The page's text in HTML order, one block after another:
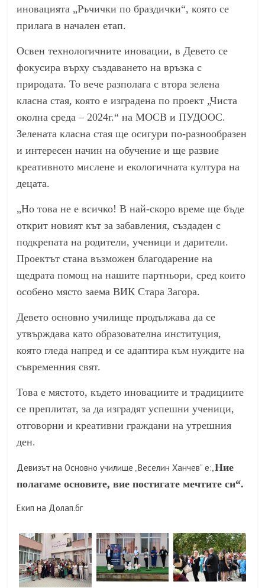
иновацията „Ръчички по браздички“, която се
прилага в начален етап.
Освен технологичните иновации, в Девето се
фокусира върху създаването на връзка с
природата. То вече разполага с втора зелена
класна стая, която е изградена по проект „Чиста
околна среда – 2024г.“ на МОСВ и ПУДООС.
Зелената класна стая ще осигури по-разнообразен
и интересен начин на обучение и ще развие
креативното мислене и екологичната култура на
децата.
„Но това не е всичко! В най-скоро време ще бъде
открит новият кът за забавления, създаден с
подкрепата на родители, ученици и дарители.
Проектът стана възможен благодарение на
щедрата помощ на нашите партньори, сред които
особено място заема ВИК Стара Загора.
Девето основно училище продължава да се
утвърждава като образователна институция,
която гледа напред и се адаптира към нуждите на
съвременния свят.
Това е мястото, където иновациите и традициите
се преплитат, за да изградят успешни ученици,
отговорни и креативни граждани на утрешния
ден.
Девизът на Основно училище „Веселин Ханчев“ е:„Ние
полагаме основите, вие постигате мечтите си“.
Екип на Долап.бг